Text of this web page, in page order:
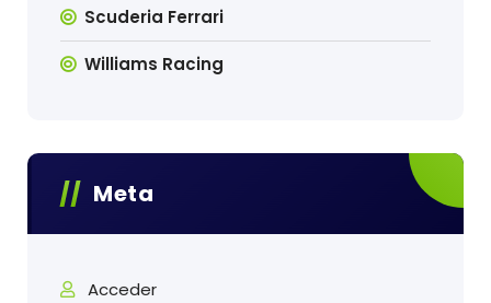
Scuderia Ferrari
Williams Racing
Meta
Acceder